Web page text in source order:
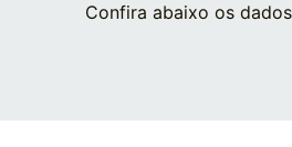
Confira abaixo os